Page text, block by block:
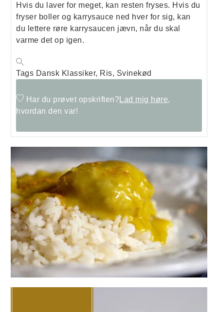
Hvis du laver for meget, kan resten fryses. Hvis du
fryser boller og karrysauce ned hver for sig, kan
du lettere røre karrysaucen jævn, når du skal
varme det op igen.
Tags Dansk Klassiker, Ris, Svinekød
Har du prøvet opskriften? Lad mig høre,
hvordan den var!